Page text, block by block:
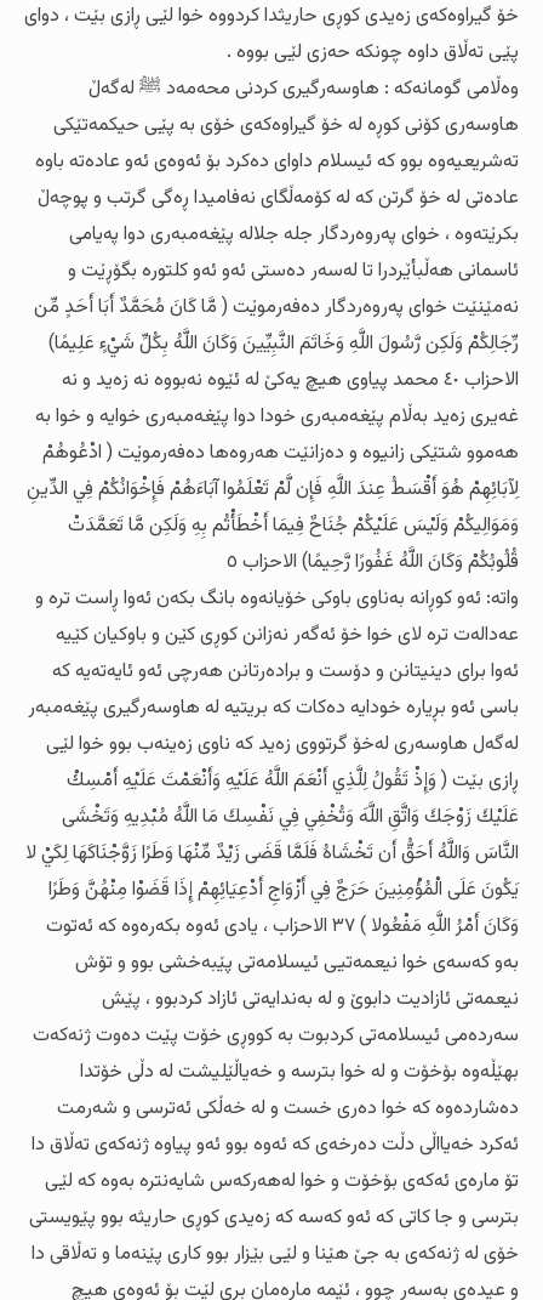
خۆ گیراوەکەی زەیدی کوڕی حاریثدا کردووە خوا لێی ڕازی بێت ، دوای
پێی تەڵاق داوە چونکە حەزی لێی بووە .
وەڵامی گومانەکە : هاوسەرگیری کردنی محەمەد ﷺ لەگەڵ
هاوسەری کۆنی کوڕە لە خۆ گیراوەکەی خۆی بە پێی حیکمەتێکی
تەشریعیەوە بوو کە ئیسلام داوای دەکرد بۆ ئەوەی ئەو عادەتە باوە
عادەتی لە خۆ گرتن کە لە کۆمەڵگای نەفامیدا ڕەگی گرتب و پوچەڵ
بکرێتەوە ، خوای پەروەردگار جلە جلالە پێغەمبەری دوا پەیامی
ئاسمانی هەڵبأێردرا تا لەسەر دەستی ئەو ئەو کلتورە بگۆڕێت و
نەمێنێت خوای پەروەردگار دەفەرموێت ( مَّا كَانَ مُحَمَّدٌ أَبَا أَحَدٍ مِّن
رِّجَالِكُمْ وَلَكِن رَّسُولَ اللَّهِ وَخَاتَمَ النَّبِيِّينَ وَكَانَ اللَّهُ بِكُلِّ شَيْءٍ عَلِيمًا)
الاحزاب ٤٠ محمد پیاوی هیچ یەکێ لە ئێوە نەبووە نە زەید و نە
غەیری زەید بەڵام پێغەمبەری خودا دوا پێغەمبەری خوایە و خوا بە
هەموو شتێکی زانیوە و دەزانێت هەروەها دەفەرموێت ( ادْعُوهُمْ
لِآبَائِهِمْ هُوَ أَقْسَطُ عِندَ اللَّهِ فَإِن لَّمْ تَعْلَمُوا آبَاءَهُمْ فَإِخْوَانُكُمْ فِي الدِّينِ
وَمَوَالِيكُمْ وَلَيْسَ عَلَيْكُمْ جُنَاحٌ فِيمَا أَخْطَأْتُم بِهِ وَلَكِن مَّا تَعَمَّدَتْ
قُلُوبُكُمْ وَكَانَ اللَّهُ غَفُورًا رَّحِيمًا) الاحزاب ٥
واتە: ئەو کوڕانە بەناوی باوکی خۆیانەوە بانگ بکەن ئەوا ڕاست ترە و
عەدالەت ترە لای خوا خۆ ئەگەر نەزانن کوڕی کێن و باوکیان کێیە
ئەوا برای دینیتانن و دۆست و برادەرتانن هەرچی ئەو ئایەتەیە کە
باسی ئەو بڕیارە خودایە دەکات کە بریتیە لە هاوسەرگیری پێغەمبەر
لەگەل هاوسەری لەخۆ گرتووی زەید کە ناوی زەینەب بوو خوا لێی
ڕازی بێت ( وَإِذْ تَقُولُ لِلَّذِي أَنْعَمَ اللَّهُ عَلَيْهِ وَأَنْعَمْتَ عَلَيْهِ أَمْسِكْ
عَلَيْكَ زَوْجَكَ وَاتَّقِ اللَّهَ وَتُخْفِي فِي نَفْسِكَ مَا اللَّهُ مُبْدِيهِ وَتَخْشَى
النَّاسَ وَاللَّهُ أَحَقُّ أَن تَخْشَاهُ فَلَمَّا قَضَى زَيْدٌ مِّنْهَا وَطَرًا زَوَّجْنَاكَهَا لِكَيْ لا
يَكُونَ عَلَى الْمُؤْمِنِينَ حَرَجٌ فِي أَزْوَاجِ أَدْعِيَائِهِمْ إِذَا قَضَوْا مِنْهُنَّ وَطَرًا
وَكَانَ أَمْرُ اللَّهِ مَفْعُولا ) ٣٧ الاحزاب ، یادی ئەوە بکەرەوە کە ئەتوت
بەو کەسەی خوا نیعمەتیی ئیسلامەتی پێبەخشی بوو و تۆش
نیعمەتی ئازادیت دابوێ و لە بەندایەتی ئازاد کردبوو ، پێش
سەردەمی ئیسلامەتی کردبوت بە کووڕی خۆت پێت دەوت ژنەکەت
بهێڵەوە بۆخۆت و لە خوا بترسە و خەیاڵێلیشت لە دڵی خۆتدا
دەشاردەوە کە خوا دەری خست و لە خەڵکی ئەترسی و شەرمت
ئەکرد خەیااڵی دڵت دەرخەی کە ئەوە بوو ئەو پیاوە ژنەکەی تەڵاق دا
تۆ مارەی ئەکەی بۆخۆت و خوا لەهەرکەس شایەنترە بەوە کە لێی
بترسی و جا کاتی کە ئەو کەسە کە زەیدی کوڕی حاریثە بوو پێویستی
خۆی لە ژنەکەی بە جێ هێنا و لێی بێزار بوو کاری پێنەما و تەڵاقی دا
و عیدەی بەسەر چوو ، ئێمە مارەمان بڕی لێت بۆ ئەوەی هیچ